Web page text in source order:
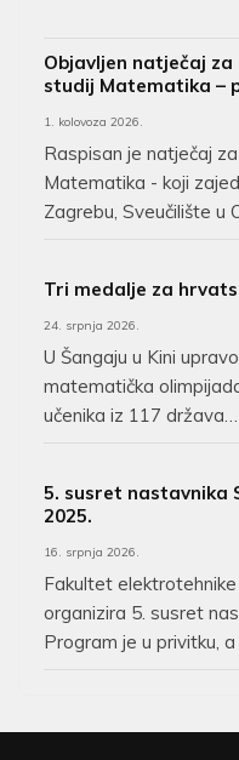
Objavljen natječaj
studij Matematika –
1. kolovoza 2026.
Raspisan je natječaj
Matematika - koji
Zagrebu, Sveučilište u
Tri medalje za
24. srpnja 2026.
U Šangaju u Kini
matematička
učenika iz 117 država…
5. susret nastavnika
2025.
16. srpnja 2026.
Fakultet
organizira 5. susret
Program je u privitku,